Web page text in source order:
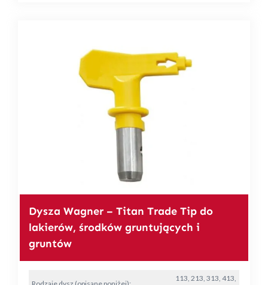
Dysza Wagner – Titan Trade Tip do
lakierów, środków gruntujących i
gruntów
113, 213, 313, 413,